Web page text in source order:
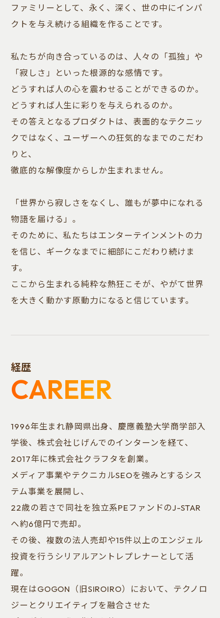
ファミリーとして、永く、深く、世の中にインパ
クトを与え続ける組織を作ることです。
私たちが向き合っているのは、人々の「孤独」や
「寂しさ」といった根源的な感情です。
どうすれば人の心を震わせることができるのか。
どうすれば人生に彩りを与えられるのか。
その答えとなるプロダクトは、表面的なテクニッ
クではなく、ユーザーへの狂気的なまでのこだわ
りと、
徹底的な解像度からしか生まれません。
「世界から寂しさをなくし、誰もが夢中になれる
物語を届ける」。
そのために、私たちはエンターテインメントの力
を信じ、ギークなまでに細部にこだわり続けま
す。
ここから生まれる純粋な熱狂こそが、やがて世界
を大きく動かす原動力になると信じています。
経歴
CAREER
1996年生まれ静岡県出身、慶應義塾大学商学部入
学後、株式会社じげんでのインターンを経て、
2017年に株式会社クラフタを創業。
メディア事業やテクニカルSEOを強みとするシス
テム事業を展開し、
22歳の若さで同社を独立系PEファンドのJ-STAR
へ約6億円で売却。
その後、複数の法人売却や15件以上のエンジェル
投資を行うシリアルアントレプレナーとして活
躍。
現在はGOGON（旧SIROIRO）において、テクノロ
ジーとクリエイティブを融合させた